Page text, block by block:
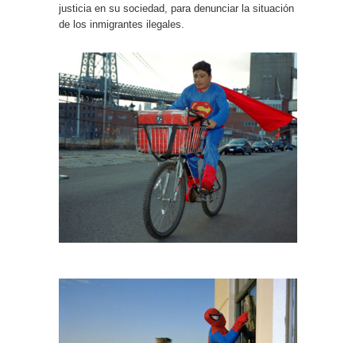
justicia en su sociedad, para denunciar la situación
de los inmigrantes ilegales.